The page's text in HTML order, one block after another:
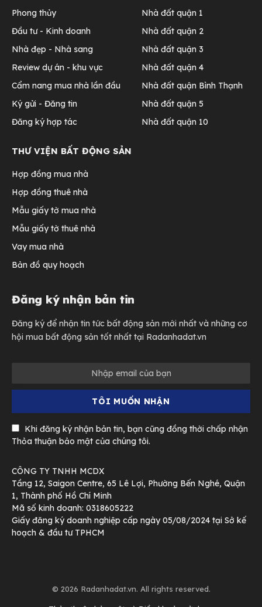
Phong thủy
Đầu tư - Kinh doanh
Nhà đẹp - Nhà sang
Review dự án - khu vực
Cẩm nang mua nhà lần đầu
Ký gửi - Đăng tin
Đăng ký hợp tác
Nhà đất quận 1
Nhà đất quận 2
Nhà đất quận 3
Nhà đất quận 4
Nhà đất quận Bình Thạnh
Nhà đất quận 5
Nhà đất quận 10
THƯ VIỆN BẤT ĐỘNG SẢN
Hợp đồng mua nhà
Hợp đồng thuê nhà
Mẫu giấy tờ mua nhà
Mẫu giấy tờ thuê nhà
Vay mua nhà
Bản đồ quy hoạch
Đăng ký nhận bản tin
Đăng ký để nhận tin tức bất động sản mới nhất và những cơ
hội mua bất động sản tốt nhất tại Radanhadat.vn
Khi đăng ký nhận bản tin, bạn cũng đồng thời chấp nhận
Thỏa thuận bảo mật của chúng tôi.
CÔNG TY TNHH MCDX
Tầng 12, Saigon Centre, 65 Lê Lợi, Phường Bến Nghé, Quận
1, Thành phố Hồ Chí Minh
Mã số kinh doanh: 0318605222
Giấy đăng ký doanh nghiệp cấp ngày 05/08/2024 tại Sở kế
hoạch & đầu tư TPHCM
© 2026 Radanhadat.vn. All rights reserved.